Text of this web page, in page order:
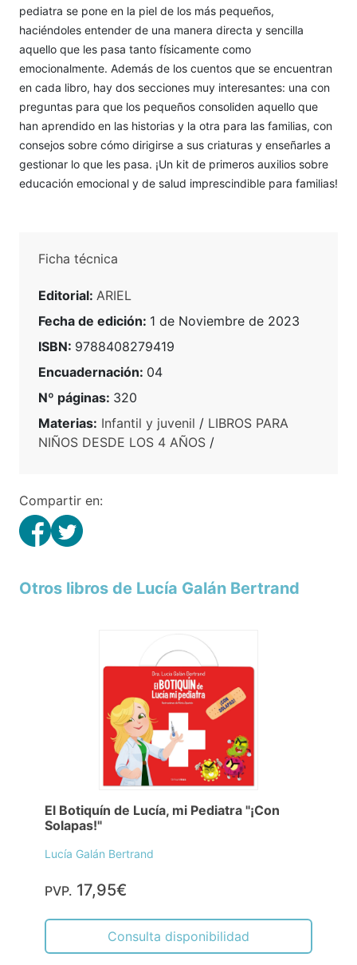
pediatra se pone en la piel de los más pequeños,
haciéndoles entender de una manera directa y sencilla
aquello que les pasa tanto físicamente como
emocionalmente. Además de los cuentos que se encuentran
en cada libro, hay dos secciones muy interesantes: una con
preguntas para que los pequeños consoliden aquello que
han aprendido en las historias y la otra para las familias, con
consejos sobre cómo dirigirse a sus criaturas y enseñarles a
gestionar lo que les pasa. ¡Un kit de primeros auxilios sobre
educación emocional y de salud imprescindible para familias!
Ficha técnica
Editorial: ARIEL
Fecha de edición: 1 de Noviembre de 2023
ISBN: 9788408279419
Encuadernación: 04
Nº páginas: 320
Materias: Infantil y juvenil / LIBROS PARA
NIÑOS DESDE LOS 4 AÑOS /
Compartir en:
Otros libros de Lucía Galán Bertrand
El Botiquín de Lucía, mi Pediatra "¡Con
Solapas!"
Lucía Galán Bertrand
PVP. 17,95€
Consulta disponibilidad